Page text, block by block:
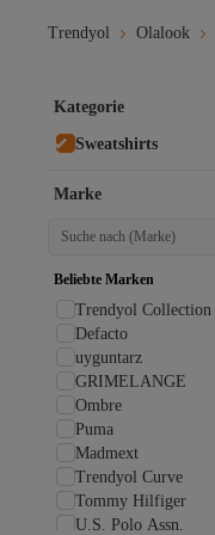
Trendyol Olalook
Kategorie
Sweatshirts
Marke
Beliebte Marken
Trendyol Collection
Defacto
uyguntarz
GRIMELANGE
Ombre
Puma
Madmext
Trendyol Curve
Tommy Hilfiger
U.S. Polo Assn.